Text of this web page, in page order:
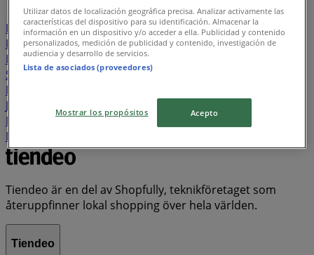
Willys
Lidl ÖoB ICA Maxi Rusta
Hemköp
DollarStore
Coop Stora Coop City Gross EKO
Kvantum
Systembolaget
ICA Supermarket
Blomsterlandet
Swedbank
Snabbgross
Tempo Jula
Matcenter
Jem&Fix
Byggmax Bauhaus
Matvärlden
Pekås Plantagen Cassels
ICA Nära
Tiendeo är en del av Shopfully, teknikföretaget som
återuppfinner lokal shopping över hela världen.
Tiendeo
Utilizar datos de localización geográfica precisa. Analizar activamente las
características del dispositivo para su identificación. Almacenar la
información en un dispositivo y/o acceder a ella. Publicidad y contenido
personalizados, medición de publicidad y contenido, investigación de
audiencia y desarrollo de servicios.
Lista de asociados (proveedores)
Mostrar los propósitos Acepto